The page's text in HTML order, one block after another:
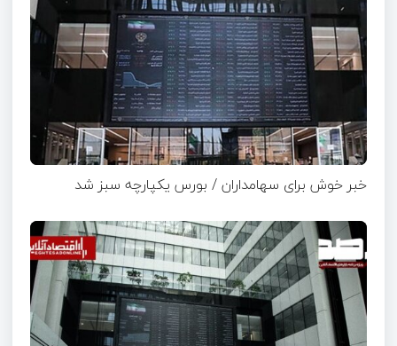
خبر خوش برای سهامداران / بورس یکپارچه سبز شد